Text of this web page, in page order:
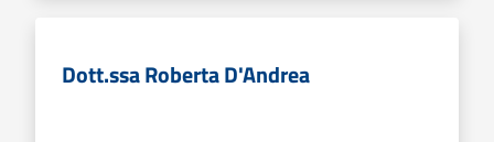
Dott.ssa Roberta D'Andrea